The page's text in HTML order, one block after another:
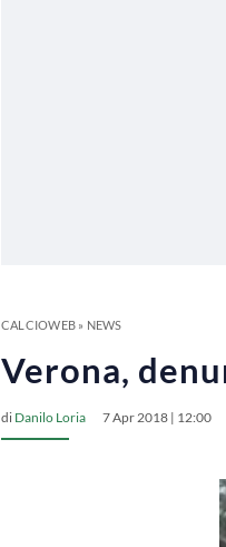
CALCIOWEB» NEWS
Verona,
di Danilo Loria 7 Apr 2018 | 12:00